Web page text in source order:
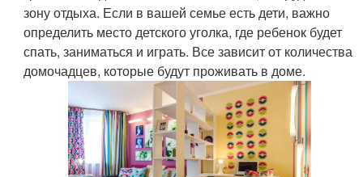
зону отдыха. Если в вашей семье есть дети, важно
определить место детского уголка, где ребенок будет
спать, заниматься и играть. Все зависит от количества
домочадцев, которые будут проживать в доме.